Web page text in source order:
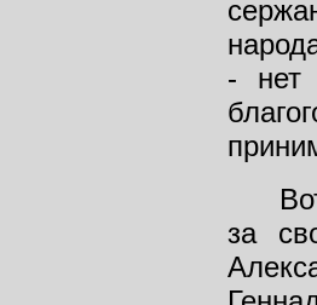
- нет
Вот
за